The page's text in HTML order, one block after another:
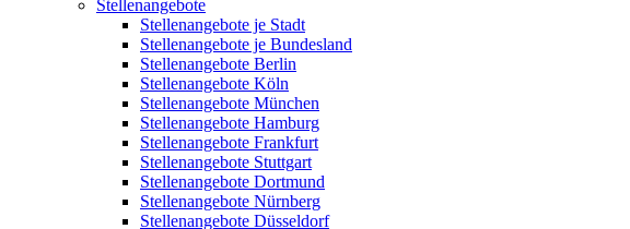
Stellenangebote
Stellenangebote je Stadt
Stellenangebote je Bundesland
Stellenangebote Berlin
Stellenangebote Köln
Stellenangebote München
Stellenangebote Hamburg
Stellenangebote Frankfurt
Stellenangebote Stuttgart
Stellenangebote Dortmund
Stellenangebote Nürnberg
Stellenangebote Düsseldorf